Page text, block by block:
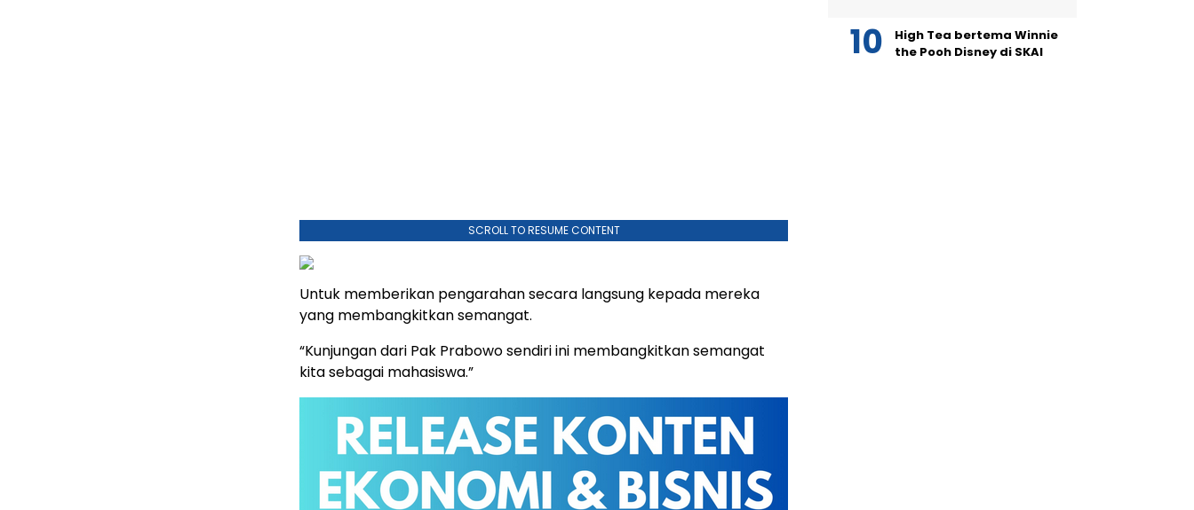
SCROLL TO RESUME CONTENT
Untuk memberikan pengarahan secara langsung kepada mereka
yang membangkitkan semangat.
“Kunjungan dari Pak Prabowo sendiri ini membangkitkan semangat
kita sebagai mahasiswa.”
High Tea bertema Winnie
the Pooh Disney di SKAI